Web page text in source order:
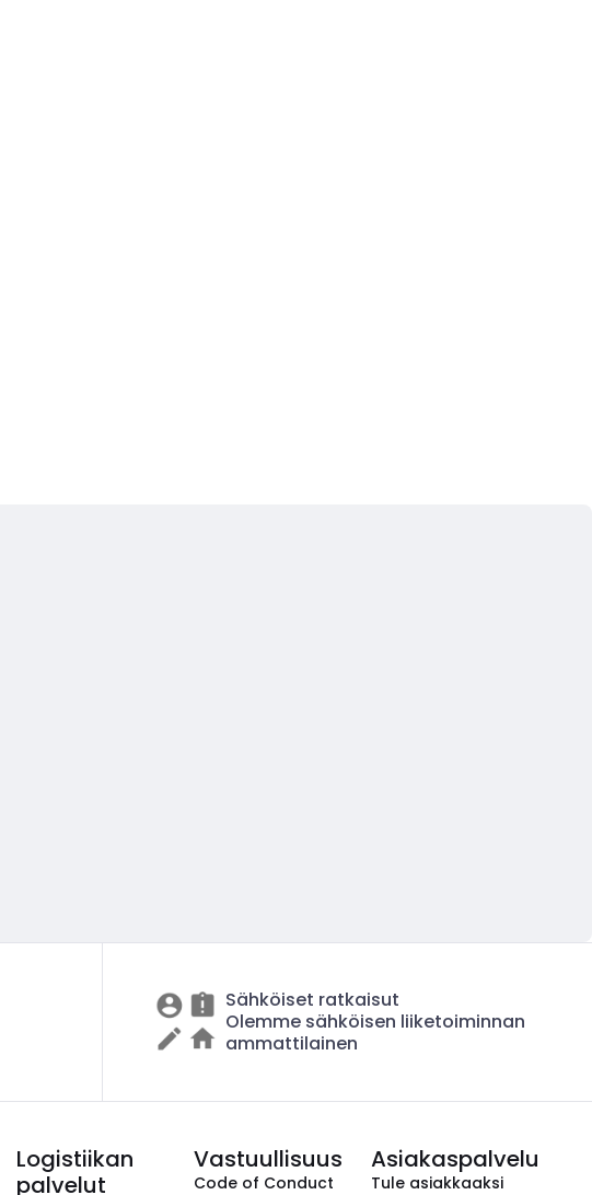
Sähköiset ratkaisut
Olemme sähköisen liiketoiminnan
ammattilainen
Logistiikan
palvelut
Vastuullisuus
Code of Conduct
Asiakaspalvelu
Tule asiakkaaksi